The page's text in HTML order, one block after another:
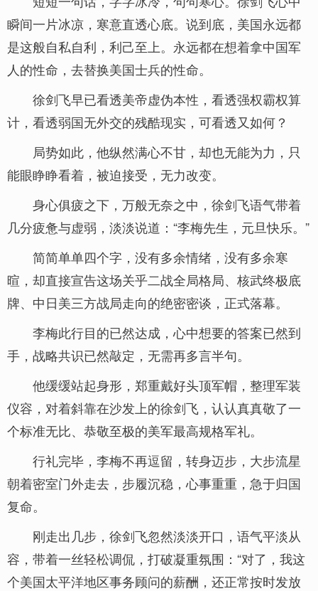
瞬间一片冰凉，寒意直透心底。说到底，美国永远都
是这般自私自利，利己至上。永远都在想着拿中国军
人的性命，去替换美国士兵的性命。
徐剑飞早已看透美帝虚伪本性，看透强权霸权算
计，看透弱国无外交的残酷现实，可看透又如何？
局势如此，他纵然满心不甘，却也无能为力，只
能眼睁睁看着，被迫接受，无力改变。
身心俱疲之下，万般无奈之中，徐剑飞语气带着
几分疲惫与虚弱，淡淡说道：“李梅先生，元旦快乐。”
简简单单四个字，没有多余情绪，没有多余寒
暄，却直接宣告这场关乎二战全局格局、核武终极底
牌、中日美三方战局走向的绝密密谈，正式落幕。
李梅此行目的已然达成，心中想要的答案已然到
手，战略共识已然敲定，无需再多言半句。
他缓缓站起身形，郑重戴好头顶军帽，整理军装
仪容，对着斜靠在沙发上的徐剑飞，认认真真敬了一
个标准无比、恭敬至极的美军最高规格军礼。
行礼完毕，李梅不再逗留，转身迈步，大步流星
朝着密室门外走去，步履沉稳，心事重重，急于归国
复命。
刚走出几步，徐剑飞忽然淡淡开口，语气平淡从
容，带着一丝轻松调侃，打破凝重氛围：“对了，我这
个美国太平洋地区事务顾问的薪酬，还正常按时发放